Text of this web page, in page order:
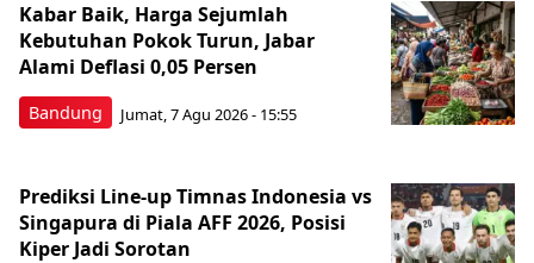
Bandung
Kabar Baik, Harga Sejumlah
Kebutuhan Pokok Turun, Jabar
Alami Deflasi 0,05 Persen
Jumat, 7 Agu 2026 - 15:55
Prediksi Line-up Timnas Indonesia vs
Singapura di Piala AFF 2026, Posisi
Kiper Jadi Sorotan